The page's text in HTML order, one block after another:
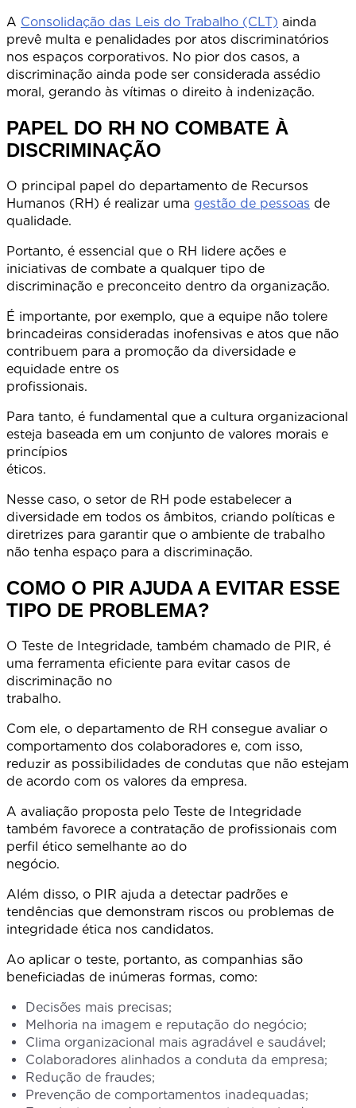
A Consolidação das Leis do Trabalho (CLT) ainda
prevê multa e penalidades por atos discriminatórios
nos espaços corporativos. No pior dos casos, a
discriminação ainda pode ser considerada assédio
moral, gerando às vítimas o direito à indenização.
PAPEL DO RH NO COMBATE À
DISCRIMINAÇÃO
O principal papel do departamento de Recursos
Humanos (RH) é realizar uma gestão de pessoas de
Portanto, é essencial que o RH lidere ações e
iniciativas de combate a qualquer tipo de
discriminação e preconceito dentro da organização.
É importante, por exemplo, que a equipe não tolere
brincadeiras consideradas inofensivas e atos que não
contribuem para a promoção da diversidade e
equidade entre os
Para tanto, é fundamental que a cultura organizacional
esteja baseada em um conjunto de valores morais e
princípios
Nesse caso, o setor de RH pode estabelecer a
diversidade em todos os âmbitos, criando políticas e
diretrizes para garantir que o ambiente de trabalho
não tenha espaço para a discriminação.
COMO O PIR AJUDA A EVITAR ESSE
TIPO DE PROBLEMA?
O Teste de Integridade, também chamado de PIR, é
uma ferramenta eficiente para evitar casos de
discriminação no
Com ele, o departamento de RH consegue avaliar o
comportamento dos colaboradores e, com isso,
reduzir as possibilidades de condutas que não estejam
de acordo com os valores da empresa.
A avaliação proposta pelo Teste de Integridade
também favorece a contratação de profissionais com
perfil ético semelhante ao do
Além disso, o PIR ajuda a detectar padrões e
tendências que demonstram riscos ou problemas de
integridade ética nos candidatos.
Ao aplicar o teste, portanto, as companhias são
beneficiadas de inúmeras formas, como:
Decisões mais precisas;
Melhoria na imagem e reputação do negócio;
Clima organizacional mais agradável e saudável;
Colaboradores alinhados a conduta da empresa;
Redução de fraudes;
Prevenção de comportamentos inadequadas;